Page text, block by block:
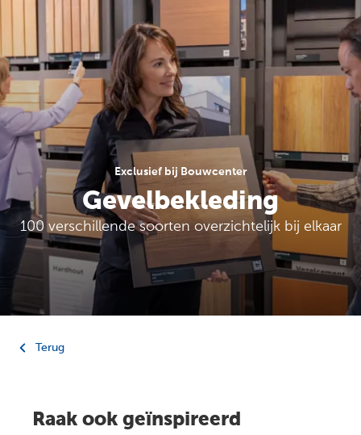
Exclusief bij Bouwcenter
Gevelbekleding
100 verschillende soorten overzichtelijk bij elkaar
Terug
Raak ook geïnspireerd